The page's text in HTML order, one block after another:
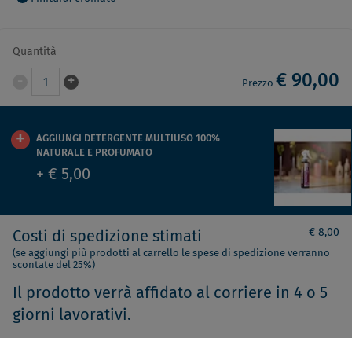
Quantità
1 + Prezzo € 90,00
AGGIUNGI DETERGENTE MULTIUSO 100%
NATURALE E PROFUMATO
+ € 5,00
Costi di spedizione stimati € 8,00
(se aggiungi più prodotti al carrello le spese di spedizione verranno
scontate del 25%)
Il prodotto verrà affidato al corriere in 4 o 5
giorni lavorativi.